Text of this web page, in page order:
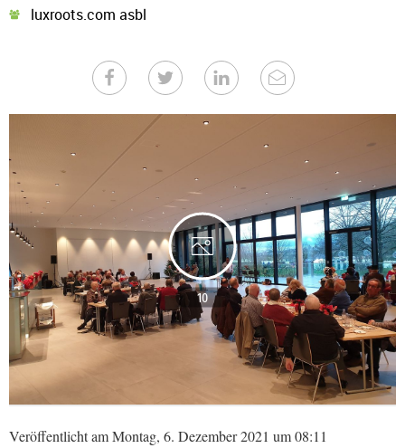
luxroots.com asbl
10
Veröffentlicht am Montag, 6. Dezember 2021 um 08:11